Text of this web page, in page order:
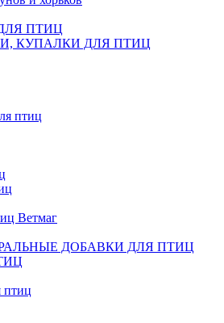
ПТИЦ
КУПАЛКИ ДЛЯ ПТИЦ
птиц
Ветмаг
ДОБАВКИ ДЛЯ ПТИЦ
птиц